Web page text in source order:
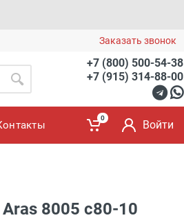
Заказать звонок
+7 (800) 500-54-38
+7 (915) 314-88-00
0
Войти
8005 c80-10